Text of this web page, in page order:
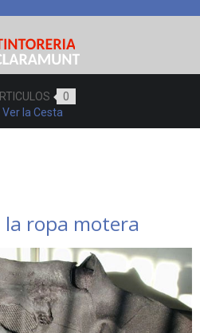
0
Ver la Cesta
la ropa motera